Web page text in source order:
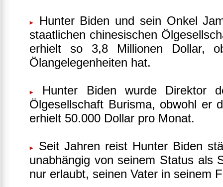
Hunter Biden und sein Onkel
staatlichen chinesischen
erhielt so 3,8 Millionen Dollar,
Ölangelegenheiten hat.
Hunter Biden wurde Direktor
Ölgesellschaft Burisma, obwohl er
erhielt 50.000 Dollar pro Monat.
Seit Jahren reist Hunter Biden
unabhängig von seinem Status als
nur erlaubt, seinen Vater in seinem